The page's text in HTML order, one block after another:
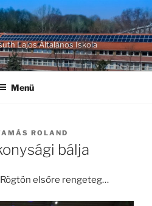
Lajos Általános Iskola
Menü
ROLAND
bálja
elsőre rengeteg…